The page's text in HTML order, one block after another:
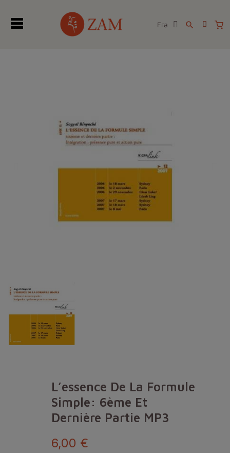
Fra search
L’essence De La Formule
Simple: 6ème Et
Dernière Partie MP3
6,00 €